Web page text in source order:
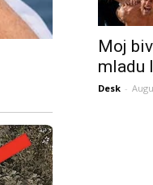
Moj
mladu
Desk -